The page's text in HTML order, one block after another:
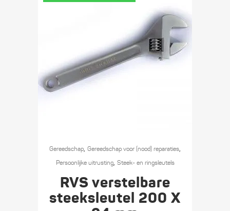
Gereedschap, Gereedschap voor (nood) reparaties,
Persoonlijke uitrusting, Steek- en ringsleutels
RVS verstelbare
steeksleutel 200 X